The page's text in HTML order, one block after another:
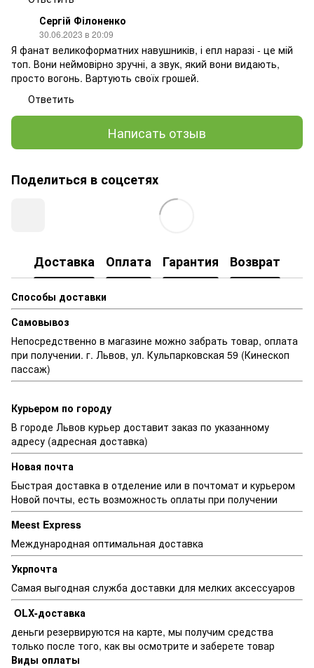
Сергій Філоненко
30.06.2023 в 20:09
Я фанат великоформатних навушників, і епл наразі - це мій
топ. Вони неймовірно зручні, а звук, який вони видають,
просто вогонь. Вартують своїх грошей.
Ответить
Написать отзыв
Поделиться в соцсетях
Доставка Оплата Гарантия Возврат
Способы доставки
Самовывоз
Непосредственно в магазине можно забрать товар, оплата
при получении. г. Львов, ул. Кульпарковская 59 (Кинескоп
пассаж)
Курьером по городу
В городе Львов курьер доставит заказ по указанному
адресу (адресная доставка)
Новая почта
Быстрая доставка в отделение или в почтомат и курьером
Новой почты, есть возможность оплаты при получении
Meest Express
Международная оптимальная доставка
Укрпочта
Самая выгодная служба доставки для мелких аксессуаров
OLX-доставка
деньги резервируются на карте, мы получим средства
только после того, как вы осмотрите и заберете товар
Виды оплаты